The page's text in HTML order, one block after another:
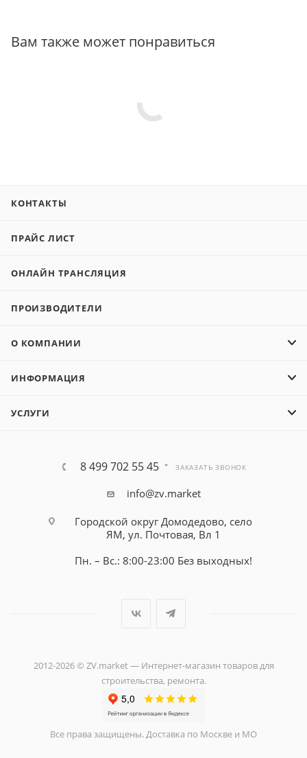
Вам также может понравиться
КОНТАКТЫ
ПРАЙС ЛИСТ
ОНЛАЙН ТРАНСЛЯЦИЯ
ПРОИЗВОДИТЕЛИ
О КОМПАНИИ
ИНФОРМАЦИЯ
УСЛУГИ
8 499 702 55 45 ЗАКАЗАТЬ ЗВОНОК
info@zv.market
Городской округ Домодедово, село
ЯМ, ул. Почтовая, Вл 1
Пн. – Вс.: 8:00-23:00 Без выходных!
2012-2026 © ZV.market — Интернет-магазин товаров для
строительства, ремонта.
Все права защищены. Доставка по Москве и МО